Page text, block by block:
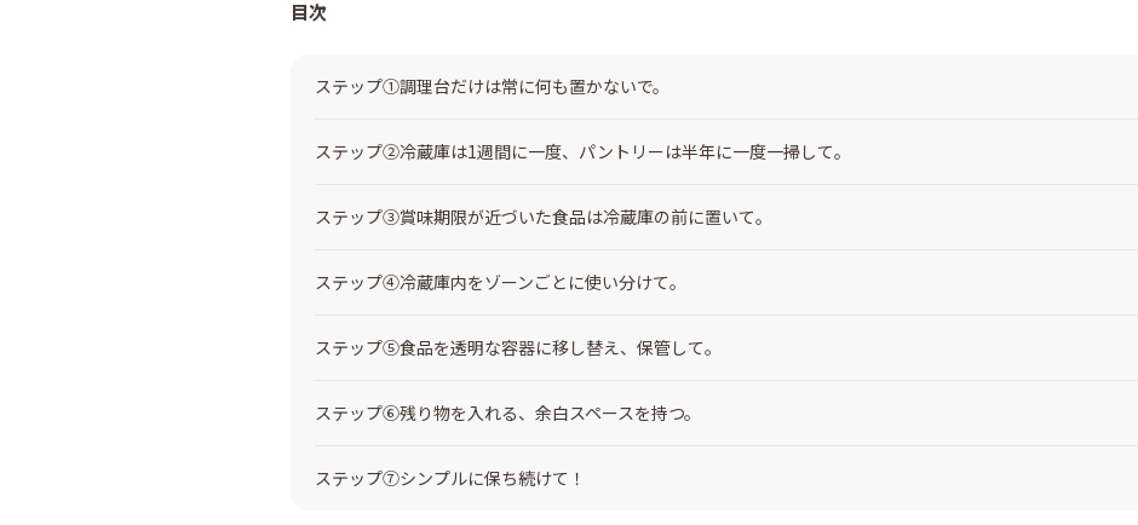
目次
ステップ①調理台だけは常に何も置かないで。
ステップ②冷蔵庫は1週間に一度、パントリーは半年に一度一掃して。
ステップ③賞味期限が近づいた食品は冷蔵庫の前に置いて。
ステップ④冷蔵庫内をゾーンごとに使い分けて。
ステップ⑤食品を透明な容器に移し替え、保管して。
ステップ⑥残り物を入れる、余白スペースを持つ。
ステップ⑦シンプルに保ち続けて！